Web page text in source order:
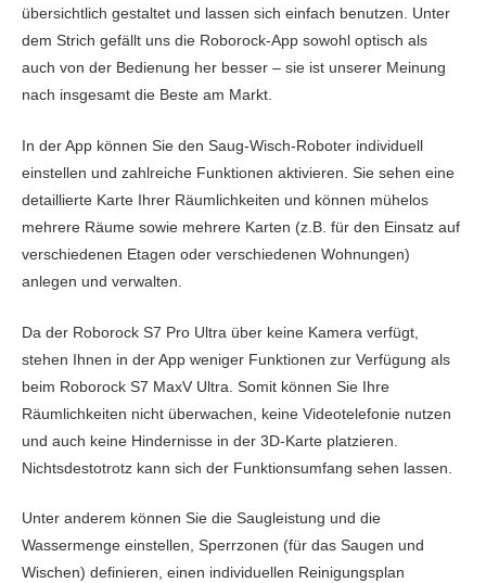
übersichtlich gestaltet und lassen sich einfach benutzen. Unter
dem Strich gefällt uns die Roborock-App sowohl optisch als
auch von der Bedienung her besser – sie ist unserer Meinung
nach insgesamt die Beste am Markt.
In der App können Sie den Saug-Wisch-Roboter individuell
einstellen und zahlreiche Funktionen aktivieren. Sie sehen eine
detaillierte Karte Ihrer Räumlichkeiten und können mühelos
mehrere Räume sowie mehrere Karten (z.B. für den Einsatz auf
verschiedenen Etagen oder verschiedenen Wohnungen)
anlegen und verwalten.
Da der Roborock S7 Pro Ultra über keine Kamera verfügt,
stehen Ihnen in der App weniger Funktionen zur Verfügung als
beim Roborock S7 MaxV Ultra. Somit können Sie Ihre
Räumlichkeiten nicht überwachen, keine Videotelefonie nutzen
und auch keine Hindernisse in der 3D-Karte platzieren.
Nichtsdestotrotz kann sich der Funktionsumfang sehen lassen.
Unter anderem können Sie die Saugleistung und die
Wassermenge einstellen, Sperrzonen (für das Saugen und
Wischen) definieren, einen individuellen Reinigungsplan